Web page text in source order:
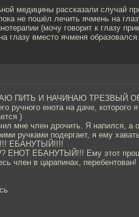
медицины рассказали случай
не пошёл лечить ячмень на
(мочу говорит к глазу
глазу вместо ячменя образовался.
ПИТЬ И НАЧИНАЮ ТРЕЗВЫЙ
ручного енота на даче, которого
)
мне член дрочить. Я напился,
ручками подергает, я ему
ЕБАНУТЫЙ!!!!
ЕБАНУТЫЙ!!! Ему этот
член в царапинах, перебентован!